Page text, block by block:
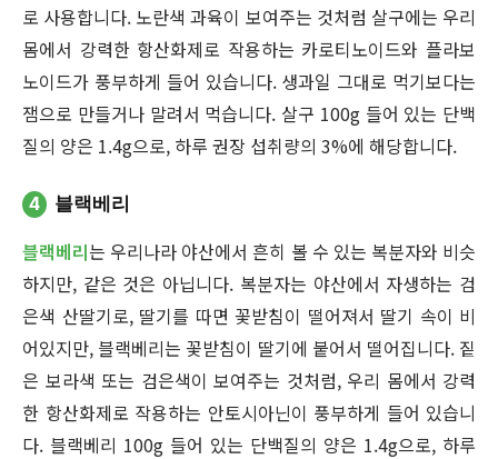
로 사용합니다. 노란색 과육이 보여주는 것처럼 살구에는 우리
몸에서 강력한 항산화제로 작용하는 카로티노이드와 플라보
노이드가 풍부하게 들어 있습니다. 생과일 그대로 먹기보다는
잼으로 만들거나 말려서 먹습니다. 살구 100g 들어 있는 단백
질의 양은 1.4g으로, 하루 권장 섭취량의 3%에 해당합니다.
4 블랙베리
블랙베리는 우리나라 야산에서 흔히 볼 수 있는 복분자와 비슷
하지만, 같은 것은 아닙니다. 복분자는 야산에서 자생하는 검
은색 산딸기로, 딸기를 따면 꽃받침이 떨어져서 딸기 속이 비
어있지만, 블랙베리는 꽃받침이 딸기에 붙어서 떨어집니다. 짙
은 보라색 또는 검은색이 보여주는 것처럼, 우리 몸에서 강력
한 항산화제로 작용하는 안토시아닌이 풍부하게 들어 있습니
다. 블랙베리 100g 들어 있는 단백질의 양은 1.4g으로, 하루